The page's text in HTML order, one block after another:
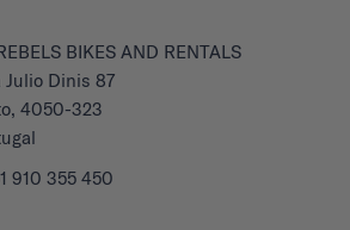
BIKES AND RENTALS
Julio Dinis 87
4050-323
910 355 450